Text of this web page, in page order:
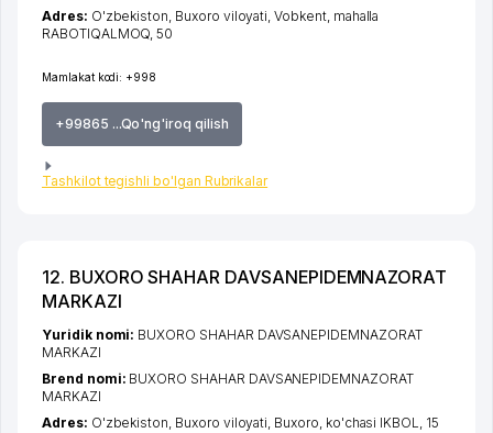
Mamlakat kodi: +998
+99865 ...Qo'ng'iroq qilish
Tashkilot tegishli bo'lgan Rubrikalar
Adres: O'zbekiston, Buxoro viloyati,Vobkent, mahalla
RABOTIQALMOQ, 50
12. BUXORO SHAHAR DAVSANEPIDEMNAZORAT
MARKAZI
Yuridik nomi: BUXORO SHAHAR DAVSANEPIDEMNAZORAT
MARKAZI
Brend nomi: BUXORO SHAHAR DAVSANEPIDEMNAZORAT
MARKAZI
Adres: O'zbekiston, Buxoro viloyati, Buxoro, ko'chasi IKBOL, 15